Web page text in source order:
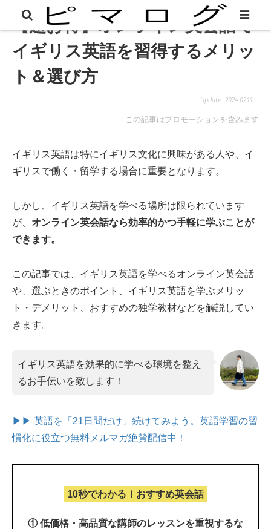
【超お得】オンライン英会話で
イギリス英語を習得するメリッ
ト＆選び方
2024.02.11
この記事はプロモーションを含みます
イギリス英語は特にイギリス文化に興味がある人や、イ
ギリスで働く・留学する場合に重要となります。
しかし、イギリス英語を学べる場所は限られています
が、 オンライン英会話なら効率的かつ手軽に学ぶことが
できます。
この記事では、イギリス英語を学べるオンライン英会話
や、選ぶときのポイント、イギリス英語を学ぶメリッ
ト・デメリット、おすすめの独学教材などを解説してい
きます。
イギリス英語を効果的に学べる環境を整え
るお手伝いを致します！
▶▶ 英語を「21日間だけ」続けてみよう。 英語学習の習
慣化に役立つ無料メルマガ絶賛配信中！
10秒でわかる！おすすめ英会話
① 低価格・高品質な講師のレッスンを重視するな